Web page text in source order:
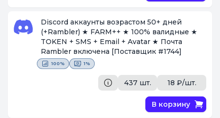
Discord аккаунты возрастом 50+ дней
(+Rambler) ★ FARM++ ★ 100% валидные ★
TOKEN + SMS + Email + Avatar ★ Почта
Rambler включена [Поставщик #1744]
100% 1%
437 шт. 18 ₽/шт.
В корзину